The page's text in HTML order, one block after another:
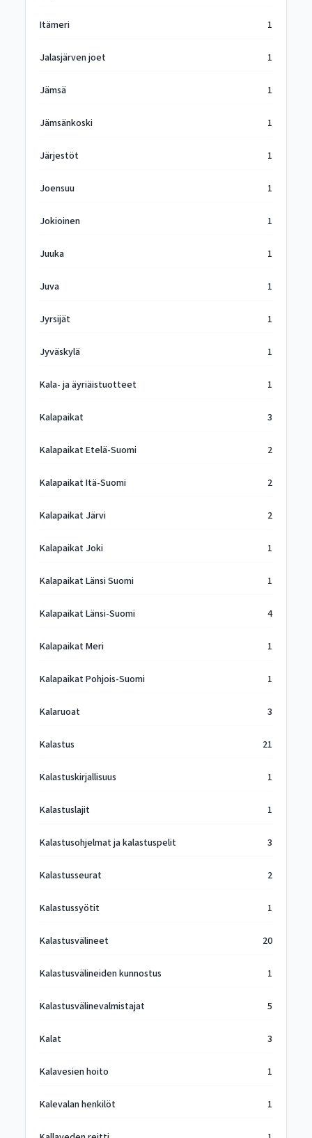
Itämeri 1
Jalasjärven joet 1
Jämsä 1
Jämsänkoski 1
Järjestöt 1
Joensuu 1
Jokioinen 1
Juuka 1
Juva 1
Jyrsijät 1
Jyväskylä 1
Kala- ja äyriäistuotteet 1
Kalapaikat 3
Kalapaikat Etelä-Suomi 2
Kalapaikat Itä-Suomi 2
Kalapaikat Järvi 2
Kalapaikat Joki 1
Kalapaikat Länsi Suomi 1
Kalapaikat Länsi-Suomi 4
Kalapaikat Meri 1
Kalapaikat Pohjois-Suomi 1
Kalaruoat 3
Kalastus 21
Kalastuskirjallisuus 1
Kalastuslajit 1
Kalastusohjelmat ja kalastuspelit 3
Kalastusseurat 2
Kalastussyötit 1
Kalastusvälineet 20
Kalastusvälineiden kunnostus 1
Kalastusvälinevalmistajat 5
Kalat 3
Kalavesien hoito 1
Kalevalan henkilöt 1